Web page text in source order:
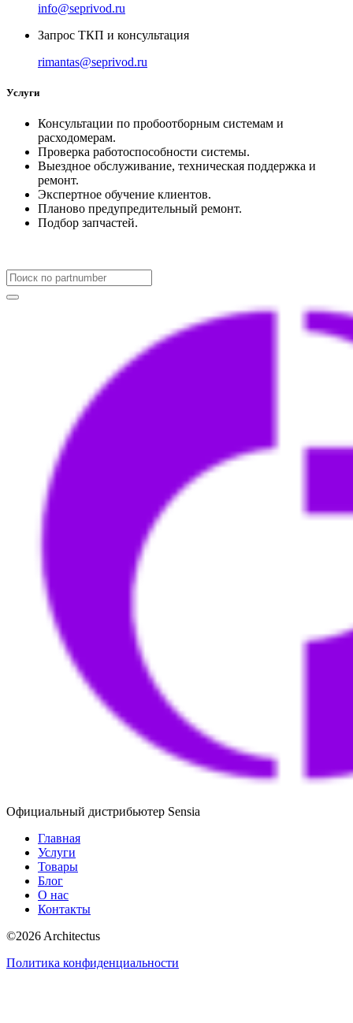
info@seprivod.ru
Запрос ТКП и консультация
rimantas@seprivod.ru
Услуги
Консультации по пробоотборным системам и
расходомерам.
Проверка работоспособности системы.
Выездное обслуживание, техническая поддержка и
ремонт.
Экспертное обучение клиентов.
Планово предупредительный ремонт.
Подбор запчастей.
Официальный дистрибьютер Sensia
Главная
Услуги
Товары
Блог
О нас
Контакты
©2026 Architectus
Политика конфиденциальности